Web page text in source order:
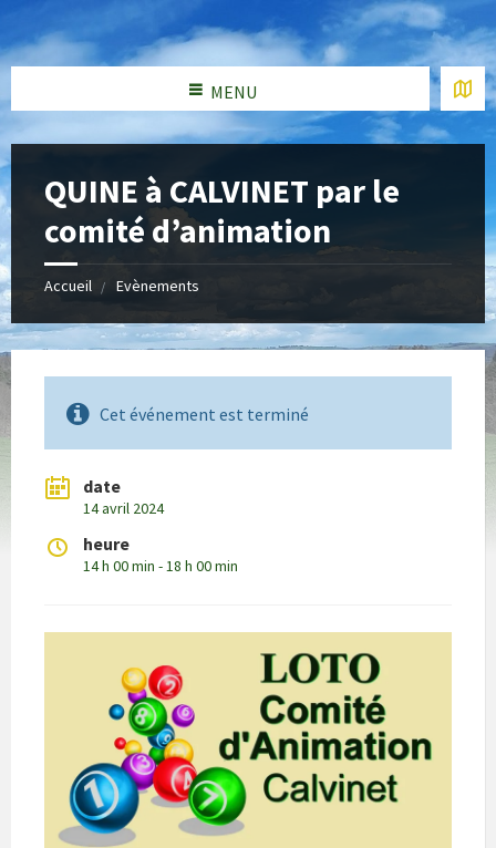
MENU
QUINE à CALVINET par le
comité d’animation
Accueil Evènements
Cet événement est terminé
date
14 avril 2024
heure
14 h 00 min - 18 h 00 min